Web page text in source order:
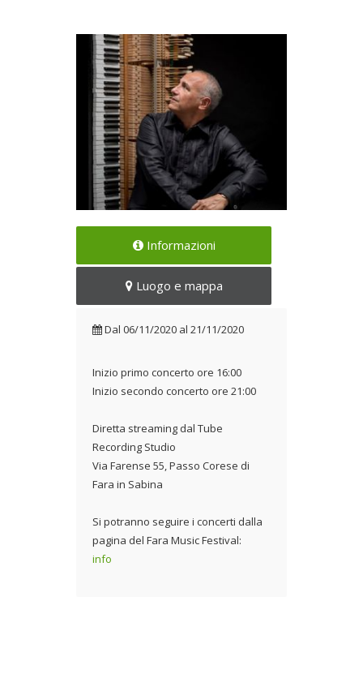
Due concerti giornalieri in
Dal 06/11/2020 al
21/11/2020
Informazioni
Luogo e mappa
Dal 06/11/2020 al 21/11/2020
Inizio primo concerto ore 16:00
Inizio secondo concerto ore 21:00
Diretta streaming dal Tube
Recording Studio
Via Farense 55, Passo Corese di
Fara in Sabina
Si potranno seguire i concerti dalla
pagina del Fara Music Festival:
info